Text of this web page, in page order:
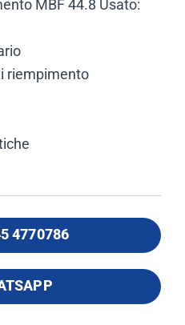
MBF 44.8 Usato:
riempimento
4770786